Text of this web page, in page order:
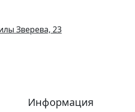
Зверева, 23
Информация